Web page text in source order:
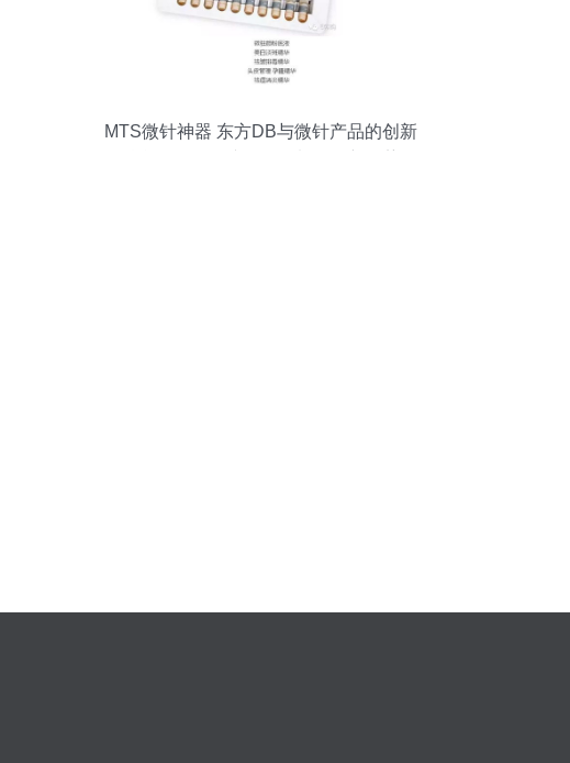
MTS微针神器 东方DB与微针产品的创新